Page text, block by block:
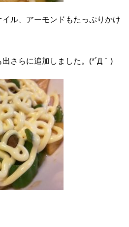
ル、アーモンドもたっぷりかけ
さらに追加しました。(*´Д｀)